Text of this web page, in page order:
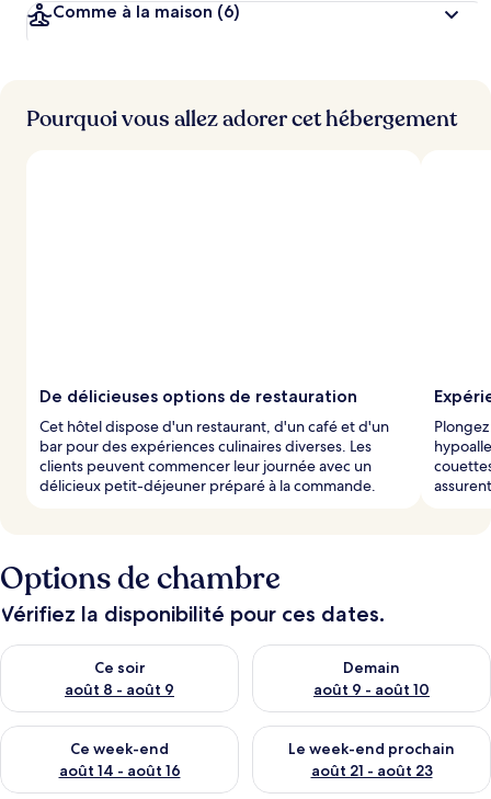
Comme à la maison (6)
Pourquoi vous allez adorer cet hébergement
De délicieuses options de restauration
Cet hôtel dispose d'un restaurant, d'un café et d'un
bar pour des expériences culinaires diverses. Les
clients peuvent commencer leur journée avec un
délicieux petit-déjeuner préparé à la commande.
Options de chambre
Vérifiez la disponibilité pour ces dates.
Ce soir
août 8 - août 9
Vérifier la disponibilité pour ce soir août 8 - août 9
Demain
août 9 - août 10
Vérifier la disponibilité pour
Ce week-end
août 14 - août 16
Vérifier la disponibilité pour ce week-end août 14 - août 16
Le week-end prochain
août 21 - août 23
Vérifier la disponibilité pour